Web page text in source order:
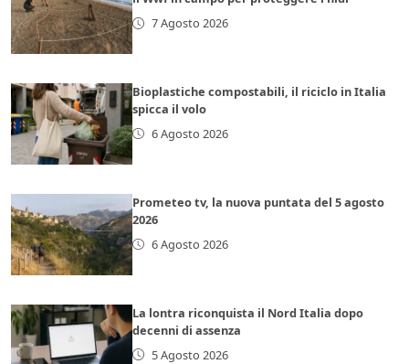
7 Agosto 2026
Bioplastiche compostabili, il riciclo in Italia
spicca il volo
6 Agosto 2026
Prometeo tv, la nuova puntata del 5 agosto
2026
6 Agosto 2026
La lontra riconquista il Nord Italia dopo
decenni di assenza
5 Agosto 2026